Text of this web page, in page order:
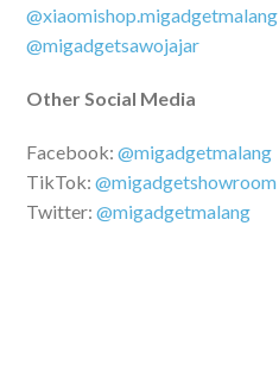
@xiaomishop.migadgetmalang
@migadgetsawojajar
Other Social Media
Facebook:@migadgetmalang
TikTok:@migadgetshowroom
Twitter:@migadgetmalang